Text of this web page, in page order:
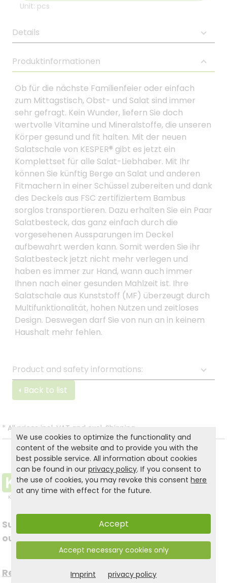
Unit: pcs
Details
Produktinformationen
Ob für die nächste Familienfeier oder einfach
zum Mittagstisch, Obst- und Salat sind immer
sehr gefragt. Kein Wunder, liefern Sie doch
wertvolle Vitamine und Mineralstoffe, die unseren
Körper gesund und fit halten. Mit der neuen
Salatschale von KESPER® gibt es jetzt ein
Komplettset für alle Salat-Liebhaber. Mit Ihr
können Sie künftig Berge an Salat und anderen
Fitmachern in einer Schüssel zubereiten und dank
des Deckels aus FSC zertifiziertem Bambus
sorglos transportieren. Dazu erhalten Sie ein Paar
Salatbesteck, das ganz einfach durch die
vorgesehenen Aussparungen im Deckel
aufbewahrt werden kann. Somit werden Sie ihr
Salatbesteck jetzt nicht mehr verlegen und
haben es immer zur Hand, wann auch immer
Ihnen nach einer gesunden Mahlzeit ist. Ihre
Salatschale aus Kunststoff (MF) überzeugt durch
Multifunktionalität, hohen Nutzen und zeitloses
Design. Deswegen darf Sie von nun an in keinem
Haushalt mehr fehlen.
Product and safety informations:
Back to list
* All prices incl. VAT and excl. Shipping
Subscribe to
our newsletter
Register now for free >
Follow us on social
media
We use cookies to optimize the functionality and
content of the website and to provide you with the
best possible service. All information about cookies
can be found in ourprivacy policy. If you consent to
the use of cookies, you may revoke this consenthere
at any time with effect for the future.
Accept
Accept necessary cookies only
Imprint privacy policy